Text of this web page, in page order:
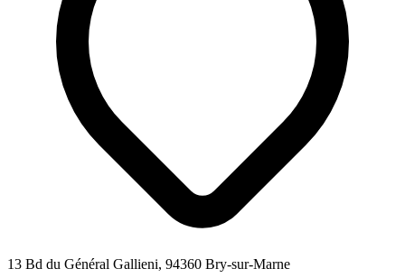
13 Bd du Général Gallieni, 94360 Bry-sur-Marne